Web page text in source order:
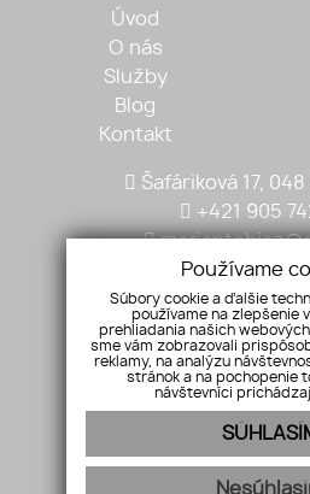
Úvod
O nás
Služby
Blog
Kontakt
Šafáriková 17,
+421 905
Pridajte si
Používame
Súbory cookie a ďalšie
používame na zlepšenie
prehliadania našich
sme vám zobrazovali
reklamy, na analýzu
stránok a na pochopenie
návštevníci